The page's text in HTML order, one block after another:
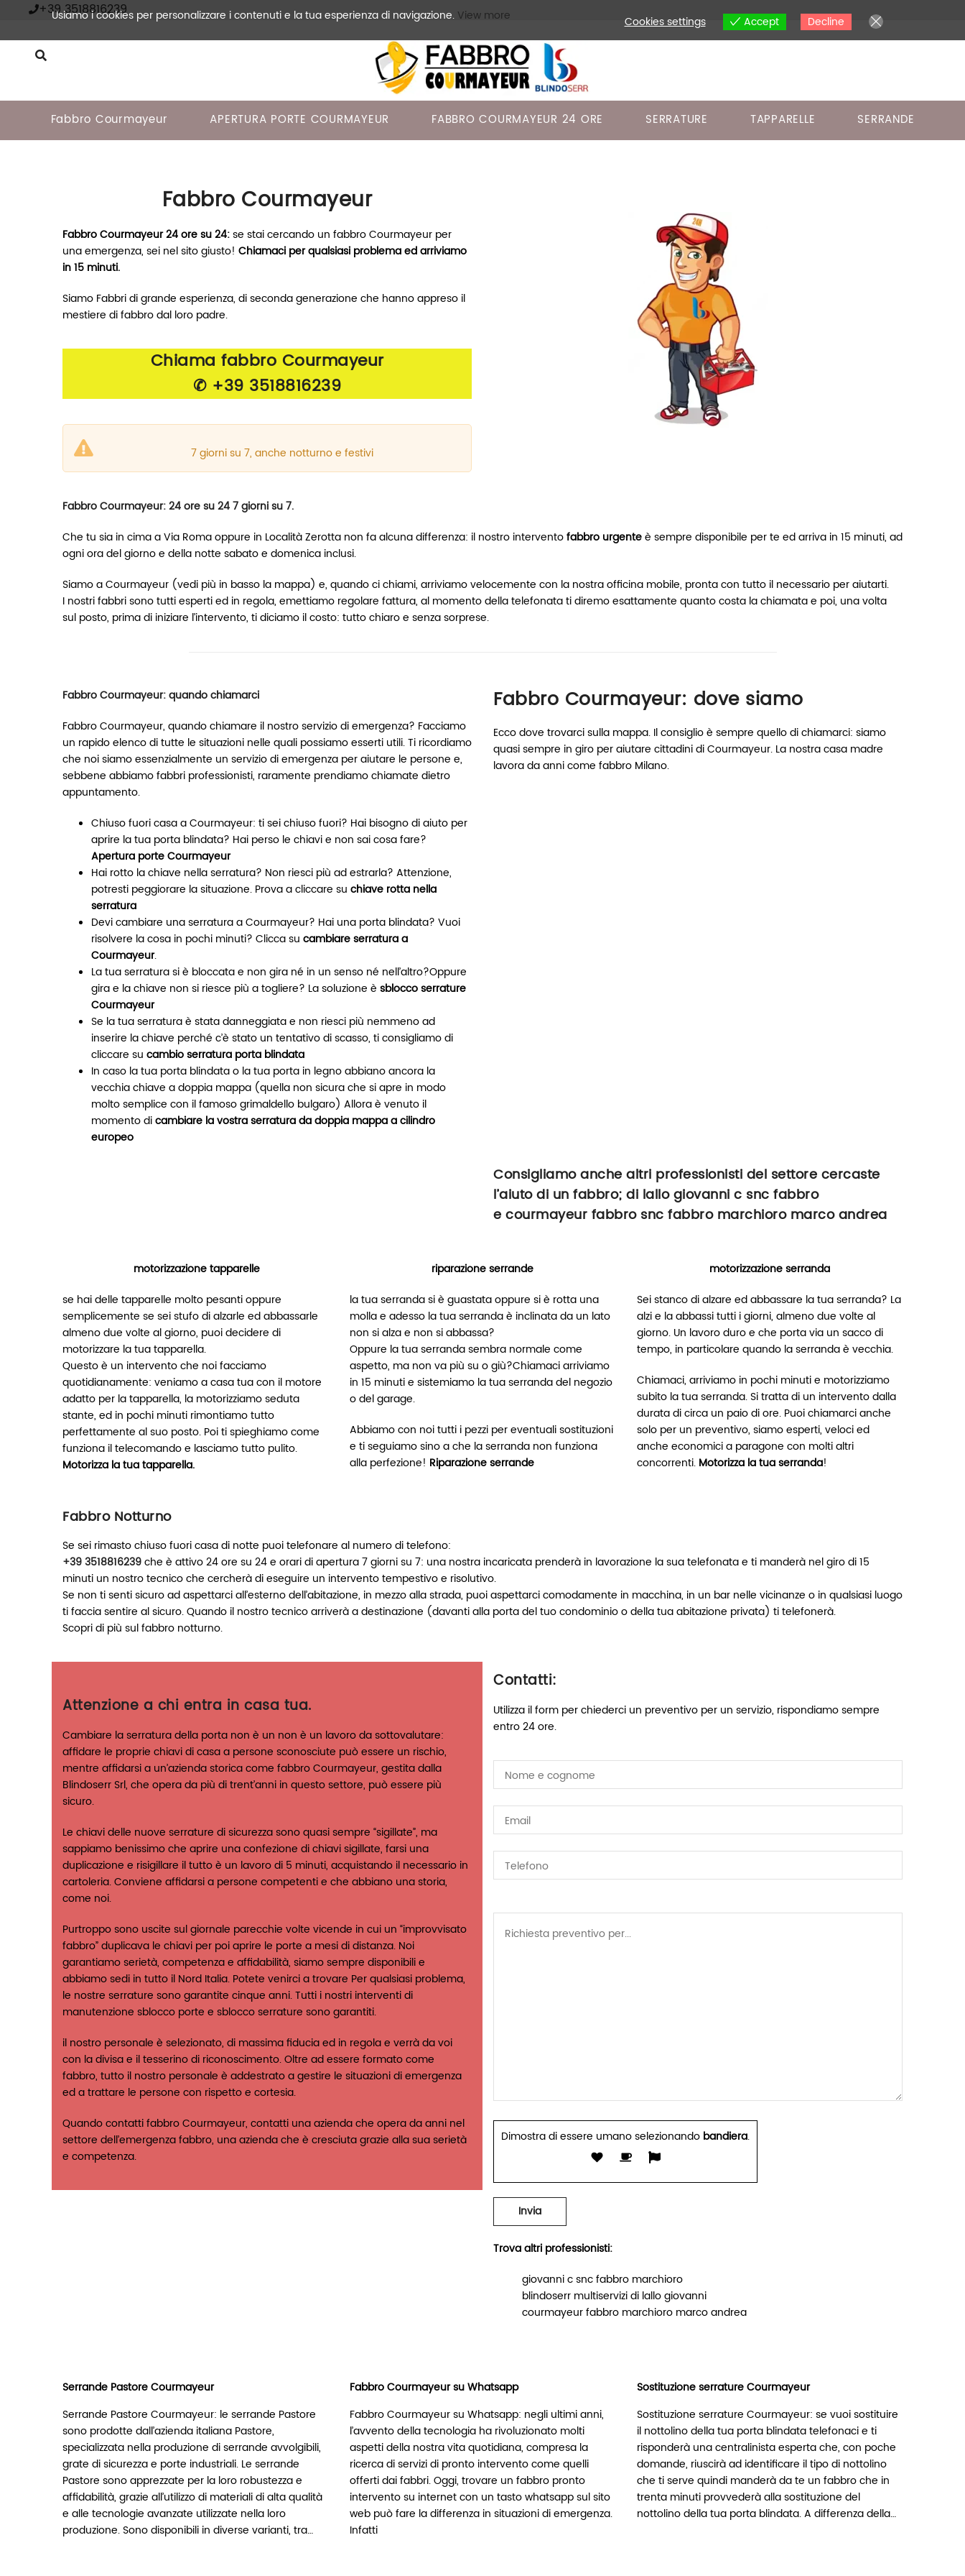
+39 3518816239
Fabbro Courmayeur APERTURA PORTE COURMAYEUR FABBRO COURMAYEUR 24 ORE SERRATURE TAPPARELLE SERRANDE
Fabbro Courmayeur
Fabbro Courmayeur 24 ore su 24:se stai cercando un fabbro Courmayeur per
una emergenza, sei nel sito giusto! Chiamaci per qualsiasi problema ed arriviamo
in 15 minuti.
Siamo Fabbri di grande esperienza, di seconda generazione che hanno appreso il
mestiere di fabbro dal loro padre.
Chiama fabbro Courmayeur
✆ +39 3518816239
7 giorni su 7, anche notturno e festivi
Fabbro Courmayeur: 24 ore su 24 7 giorni su 7.
Che tu sia in cima a Via Roma oppure in Località Zerotta non fa alcuna differenza: il nostro interventofabbro urgenteè sempre disponibile per te ed arriva in 15 minuti, ad
ogni ora del giorno e della notte sabato e domenica inclusi.
Siamo a Courmayeur (vedi più in basso la mappa) e, quando ci chiami, arriviamo velocemente con la nostra officina mobile, pronta con tutto il necessario per aiutarti.
I nostri fabbri sono tutti esperti ed in regola, emettiamo regolare fattura, al momento della telefonata ti diremo esattamente quanto costa la chiamata e poi, una volta
sul posto, prima di iniziare l’intervento, ti diciamo il costo: tutto chiaro e senza sorprese.
Fabbro Courmayeur: quando chiamarci
Fabbro Courmayeur, quando chiamare il nostro servizio di emergenza? Facciamo
un rapido elenco di tutte le situazioni nelle quali possiamo esserti utili. Ti ricordiamo
che noi siamo essenzialmente un servizio di emergenza per aiutare le persone e,
sebbene abbiamo fabbri professionisti, raramente prendiamo chiamate dietro
appuntamento.
Chiuso fuori casa a Courmayeur: ti sei chiuso fuori? Hai bisogno di aiuto per
aprire la tua porta blindata? Hai perso le chiavi e non sai cosa fare?
Apertura porte Courmayeur
Hai rotto la chiave nella serratura? Non riesci più ad estrarla? Attenzione,
potresti peggiorare la situazione. Prova a cliccare su chiave rotta nella
serratura
Devi cambiare una serratura a Courmayeur? Hai una porta blindata? Vuoi
risolvere la cosa in pochi minuti? Clicca su cambiare serratura a
Courmayeur.
La tua serratura si è bloccata e non gira né in un senso né nell’altro?Oppure
gira e la chiave non si riesce più a togliere? La soluzione è sblocco serrature
Courmayeur
Se la tua serratura è stata danneggiata e non riesci più nemmeno ad
inserire la chiave perché c’è stato un tentativo di scasso, ti consigliamo di
cliccare su cambio serratura porta blindata
In caso la tua porta blindata o la tua porta in legno abbiano ancora la
vecchia chiave a doppia mappa (quella non sicura che si apre in modo
molto semplice con il famoso grimaldello bulgaro) Allora è venuto il
momento dicambiare la vostra serratura da doppia mappa a cilindro
europeo
Fabbro Courmayeur: dove siamo
Ecco dove trovarci sulla mappa. Il consiglio è sempre quello di chiamarci: siamo
quasi sempre in giro per aiutare cittadini di Courmayeur. La nostra casa madre
lavora da anni come fabbro Milano.
Consigliamo anche altri professionisti del settore cercaste
l’aiuto di un fabbro; di lallo giovanni c snc fabbro
e courmayeur fabbro snc fabbro marchioro marco andrea
motorizzazione tapparelle
se hai delle tapparelle molto pesanti oppure
semplicemente se sei stufo di alzarle ed abbassarle
almeno due volte al giorno, puoi decidere di
motorizzare la tua tapparella.
Questo è un intervento che noi facciamo
quotidianamente: veniamo a casa tua con il motore
adatto per la tapparella, la motorizziamo seduta
stante, ed in pochi minuti rimontiamo tutto
perfettamente al suo posto. Poi ti spieghiamo come
funziona il telecomando e lasciamo tutto pulito.
Motorizza la tua tapparella.
riparazione serrande
la tua serranda si è guastata oppure si è rotta una
molla e adesso la tua serranda è inclinata da un lato
non si alza e non si abbassa?
Oppure la tua serranda sembra normale come
aspetto, ma non va più su o giù?Chiamaci arriviamo
in 15 minuti e sistemiamo la tua serranda del negozio
o del garage.
Abbiamo con noi tutti i pezzi per eventuali sostituzioni
e ti seguiamo sino a che la serranda non funziona
alla perfezione! Riparazione serrande
motorizzazione serranda
Sei stanco di alzare ed abbassare la tua serranda? La
alzi e la abbassi tutti i giorni, almeno due volte al
giorno. Un lavoro duro e che porta via un sacco di
tempo, in particolare quando la serranda è vecchia.
Chiamaci, arriviamo in pochi minuti e motorizziamo
subito la tua serranda. Si tratta di un intervento dalla
durata di circa un paio di ore. Puoi chiamarci anche
solo per un preventivo, siamo esperti, veloci ed
anche economici a paragone con molti altri
concorrenti. Motorizza la tua serranda!
Fabbro Notturno
Se sei rimasto chiuso fuori casa di notte puoi telefonare al numero di telefono:
+39 3518816239che è attivo 24 ore su 24 e orari di apertura 7 giorni su 7: una nostra incaricata prenderà in lavorazione la sua telefonata e ti manderà nel giro di 15
minuti un nostro tecnico che cercherà di eseguire un intervento tempestivo e risolutivo.
Se non ti senti sicuro ad aspettarci all’esterno dell’abitazione, in mezzo alla strada, puoi aspettarci comodamente in macchina, in un bar nelle vicinanze o in qualsiasi luogo
ti faccia sentire al sicuro. Quando il nostro tecnico arriverà a destinazione (davanti alla porta del tuo condominio o della tua abitazione privata) ti telefonerà.
Scopri di più sul fabbro notturno.
Attenzione a chi entra in casa tua.
Cambiare la serratura della porta non è un non è un lavoro da sottovalutare:
affidare le proprie chiavi di casa a persone sconosciute può essere un rischio,
mentre affidarsi a un’azienda storica come fabbro Courmayeur, gestita dalla
Blindoserr Srl, che opera da più di trent’anni in questo settore, può essere più
sicuro.
Le chiavi delle nuove serrature di sicurezza sono quasi sempre “sigillate”, ma
sappiamo benissimo che aprire una confezione di chiavi sigillate, farsi una
duplicazione e risigillare il tutto è un lavoro di 5 minuti, acquistando il necessario in
cartoleria. Conviene affidarsi a persone competenti e che abbiano una storia,
come noi.
Purtroppo sono uscite sul giornale parecchie volte vicende in cui un “improvvisato
fabbro” duplicava le chiavi per poi aprire le porte a mesi di distanza. Noi
garantiamo serietà, competenza e affidabilità, siamo sempre disponibili e
abbiamo sedi in tutto il Nord Italia. Potete venirci a trovare Per qualsiasi problema,
le nostre serrature sono garantite cinque anni. Tutti i nostri interventi di
manutenzione sblocco porte e sblocco serrature sono garantiti.
il nostro personale è selezionato, di massima fiducia ed in regola e verrà da voi
con la divisa e il tesserino di riconoscimento. Oltre ad essere formato come
fabbro, tutto il nostro personale è addestrato a gestire le situazioni di emergenza
ed a trattare le persone con rispetto e cortesia.
Quando contatti fabbro Courmayeur, contatti una azienda che opera da anni nel
settore dell’emergenza fabbro, una azienda che è cresciuta grazie alla sua serietà
e competenza.
Contatti:
Utilizza il form per chiederci un preventivo per un servizio, rispondiamo sempre
entro 24 ore.
Dimostra di essere umano selezionando bandiera.
Trova altri professionisti:
giovanni c snc fabbro marchioro
blindoserr multiservizi di lallo giovanni
courmayeur fabbro marchioro marco andrea
Serrande Pastore Courmayeur
Serrande Pastore Courmayeur: le serrande Pastore
sono prodotte dall’azienda italiana Pastore,
specializzata nella produzione di serrande avvolgibili,
grate di sicurezza e porte industriali. Le serrande
Pastore sono apprezzate per la loro robustezza e
affidabilità, grazie all’utilizzo di materiali di alta qualità
e alle tecnologie avanzate utilizzate nella loro
produzione. Sono disponibili in diverse varianti, tra…
Fabbro Courmayeur su Whatsapp
Fabbro Courmayeur su Whatsapp: negli ultimi anni,
l’avvento della tecnologia ha rivoluzionato molti
aspetti della nostra vita quotidiana, compresa la
ricerca di servizi di pronto intervento come quelli
offerti dai fabbri. Oggi, trovare un fabbro pronto
intervento su internet con un tasto whatsapp sul sito
web può fare la differenza in situazioni di emergenza.
Infatti
Sostituzione serrature Courmayeur
Sostituzione serrature Courmayeur: se vuoi sostituire
il nottolino della tua porta blindata telefonaci e ti
risponderà una centralinista esperta che, con poche
domande, riuscirà ad identificare il tipo di nottolino
che ti serve quindi manderà da te un fabbro che in
trenta minuti provvederà alla sostituzione del
nottolino della tua porta blindata. A differenza della…
Usiamo i cookies per personalizzare i contenuti e la tua esperienza di navigazione. View more Cookies settings Accept Decline